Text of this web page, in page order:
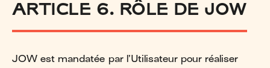
ARTICLE 6. RÔLE DE JOW
JOW est mandatée par l’Utilisateur pour réaliser